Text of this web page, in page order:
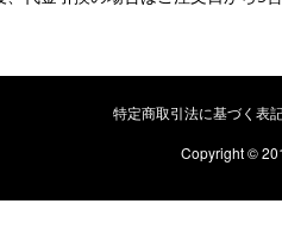
特定商取引法に基づく表
Copyright ©